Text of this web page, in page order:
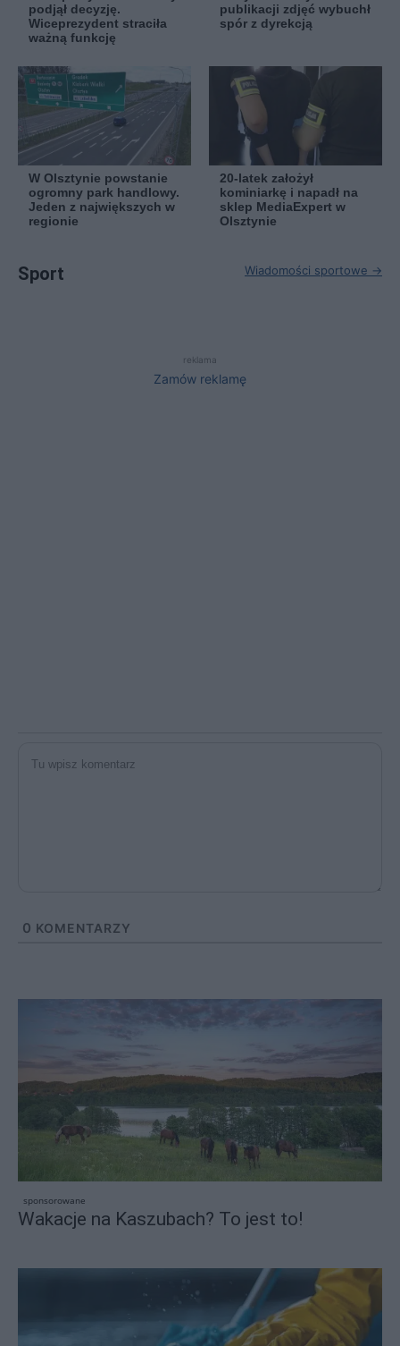
podjął decyzję.
Wiceprezydent straciła
ważną funkcję
publikacji zdjęć wybuchł
spór z dyrekcją
W Olsztynie powstanie
ogromny park handlowy.
Jeden z największych w
regionie
20-latek założył
kominiarkę i napadł na
sklep MediaExpert w
Olsztynie
Sport Wiadomości sportowe →
reklama
Zamów reklamę
0 KOMENTARZY
sponsorowane
Wakacje na Kaszubach? To jest to!